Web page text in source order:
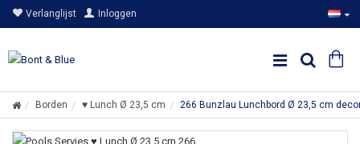
Verlanglijst Inloggen
Borden ♥ Lunch Ø 23,5 cm 266 Bunzlau Lunchbord Ø 23,5 cm